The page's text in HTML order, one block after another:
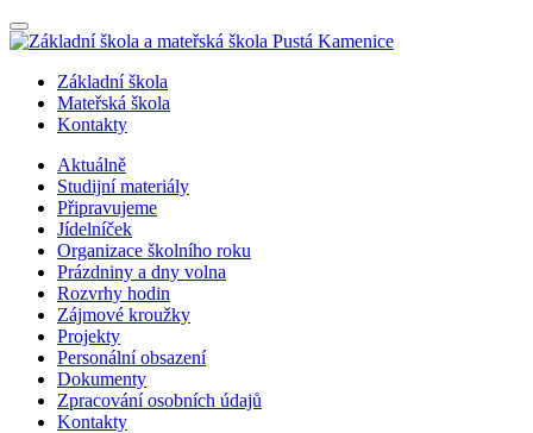
Nabídka
Základní škola
Mateřská škola
Kontakty
Aktuálně
Studijní materiály
Připravujeme
Jídelníček
Organizace školního roku
Prázdniny a dny volna
Rozvrhy hodin
Zájmové kroužky
Projekty
Personální obsazení
Dokumenty
Zpracování osobních údajů
Kontakty